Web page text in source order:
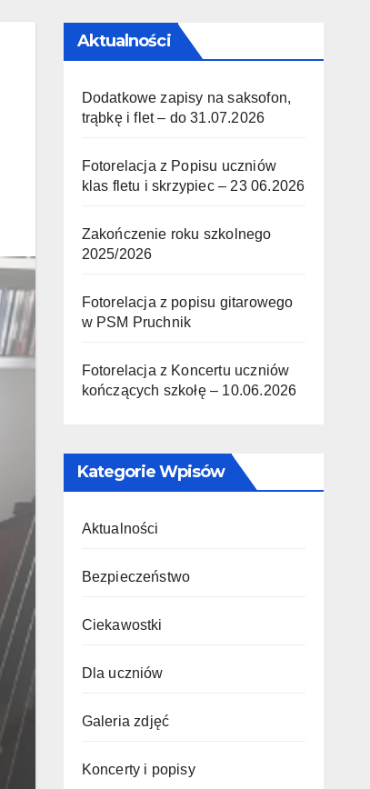
Aktualności
Dodatkowe zapisy na saksofon,
trąbkę i flet – do 31.07.2026
Fotorelacja z Popisu uczniów
klas fletu i skrzypiec – 23 06.2026
Zakończenie roku szkolnego
2025/2026
Fotorelacja z popisu gitarowego
w PSM Pruchnik
Fotorelacja z Koncertu uczniów
kończących szkołę – 10.06.2026
Kategorie Wpisów
Aktualności
Bezpieczeństwo
Ciekawostki
Dla uczniów
Galeria zdjęć
Koncerty i popisy